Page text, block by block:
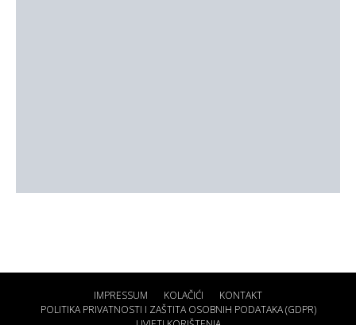
IMPRESSUM KOLAČIĆI
KONTAKT
POLITIKA PRIVATNOSTI I ZAŠTITA OSOBNIH PODATAKA (GDPR)